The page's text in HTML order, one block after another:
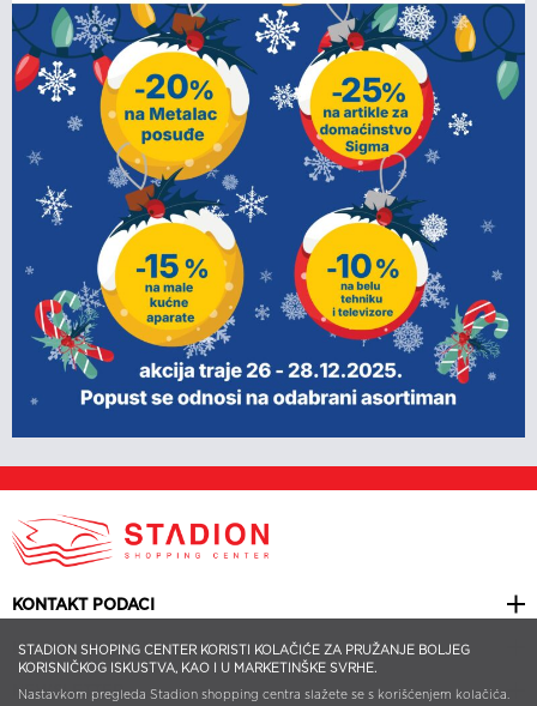
STADION SHOPING CENTER KORISTI KOLAČIĆE ZA PRUŽANJE BOLJEG
KORISNIČKOG ISKUSTVA, KAO I U MARKETINŠKE SVRHE.
Nastavkom pregleda Stadion shopping centra slažete se s korišćenjem kolačića.
KONTAKT PODACI
KORISNI LINKOVI
NEWSLETTER